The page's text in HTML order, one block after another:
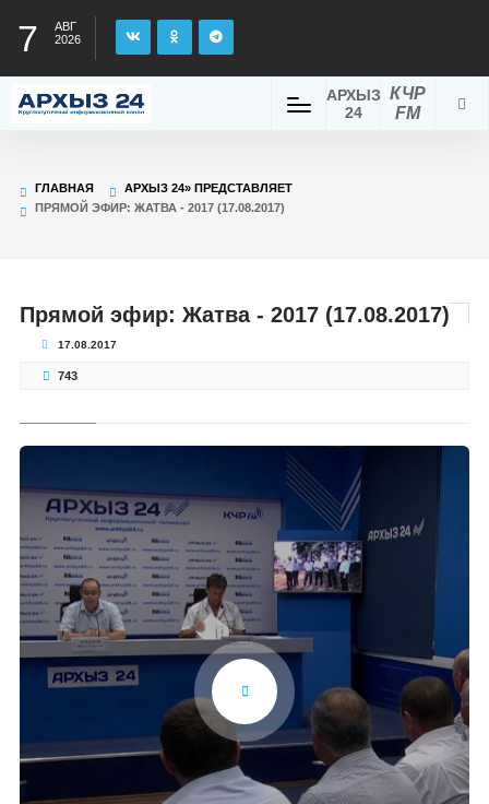
7
АВГ
2026
КЧР
FM
АРХЫЗ
24
ГЛАВНАЯ
АРХЫЗ 24» ПРЕДСТАВЛЯЕТ
ПРЯМОЙ ЭФИР: ЖАТВА - 2017 (17.08.2017)
Прямой эфир: Жатва - 2017 (17.08.2017)
17.08.2017
743